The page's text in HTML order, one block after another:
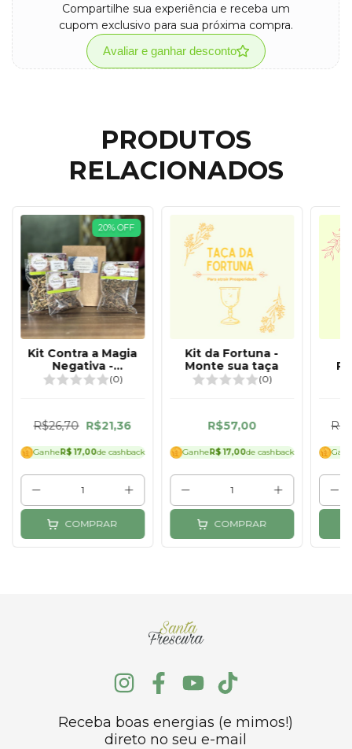
Compartilhe sua experiência e receba um
cupom exclusivo para sua próxima compra.
Avaliar e ganhar desconto
PRODUTOS
RELACIONADOS
20%OFF
Kit Contra a Magia
Negativa -
Receitinhas da
(0)
R$26,70 R$21,36
GanheR$ 17,00de cashback
COMPRAR
Kit da Fortuna -
Monte sua taça
(0)
R$57,00
GanheR$ 17,00de cashback
COMPRAR
Receba boas energias (e mimos!)
direto no seu e-mail